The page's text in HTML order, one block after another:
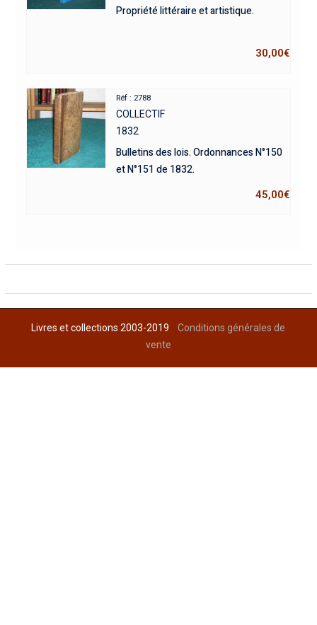
Propriété littéraire et artistique.
30,00€
Réf : 2788
COLLECTIF
1832
Bulletins des lois. Ordonnances N°150
et N°151 de 1832.
45,00€
Livres et collections 2003-2019Conditions générales de
vente